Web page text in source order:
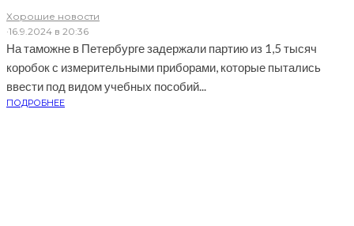
Хорошие новости
·16.9.2024 в 20:36
На таможне в Петербурге задержали партию из 1,5 тысяч
коробок с измерительными приборами, которые пытались
ввести под видом учебных пособий...
ПОДРОБНЕЕ